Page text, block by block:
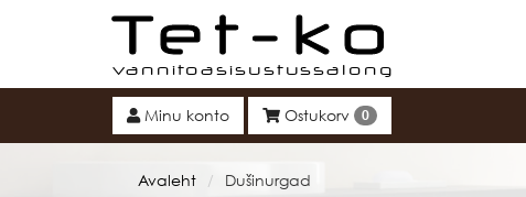
Tet-ko
Minu konto Ostukorv 0
Avaleht / Dušinurgad